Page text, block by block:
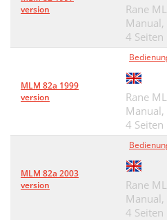
version
Rane
Manual,
4 Seiten
MLM 82a 1999
version
Rane
Manual,
4 Seiten
MLM 82a 2003
version
Rane
Manual,
4 Seiten